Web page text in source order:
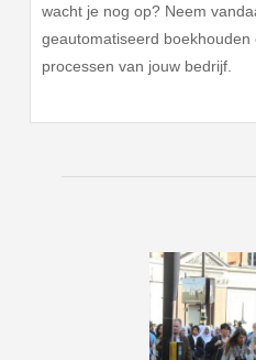
wacht je nog op? Neem
geautomatiseerd
processen van jouw bedrijf.